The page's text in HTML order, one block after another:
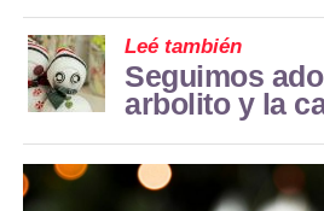
Leé también
Seguimos
arbolito y la